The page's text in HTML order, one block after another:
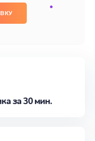
за 30 мин.